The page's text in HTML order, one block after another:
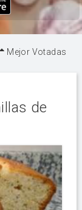
Mejor Votadas
de